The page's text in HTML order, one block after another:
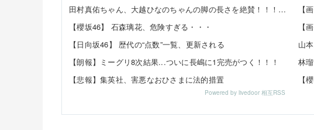
田村真佑ちゃん、大越ひなのちゃんの脚の長さを絶賛！！！【乃木坂46】
【櫻坂46】 石森璃花、危険すぎる・・・
【日向坂46】 歴代の“点数”一覧、更新される
【朗報】ミーグリ8次結果...ついに長嶋に1完売がつく！！！
【悲報】集英社、害悪なおひさまに法的措置
Powered by livedoor 相互RSS
【
山